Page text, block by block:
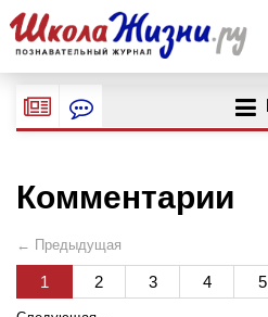
Комментарии
← Предыдущая
1 2 3 4 5